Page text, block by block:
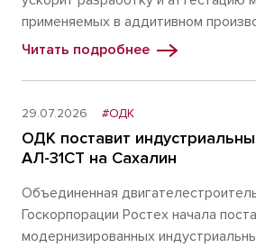
применяемых в аддитивном
Читать подробнее
29.07.2026 #ОДК
ОДК поставит
АЛ-31СТ на Сахалин
Объединенная
Госкорпорации Ростех начала
модернизированных